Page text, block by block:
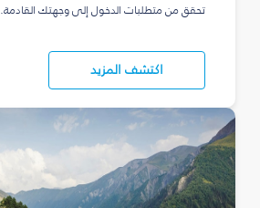
تحقق من متطلبات الدخول إلى وجهتك القادمة.
اكتشف المزيد